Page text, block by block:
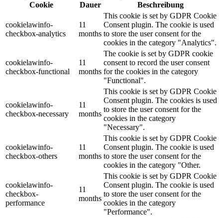
Cookie
Dauer Beschreibung
cookielawinfo-
checkbox-analytics
11
months
This cookie is set by GDPR Cookie
Consent plugin. The cookie is used
to store the user consent for the
cookies in the category "Analytics".
cookielawinfo-
checkbox-functional
11
months
The cookie is set by GDPR cookie
consent to record the user consent
for the cookies in the category
"Functional".
cookielawinfo-
checkbox-necessary
11
months
This cookie is set by GDPR Cookie
Consent plugin. The cookies is used
to store the user consent for the
cookies in the category
"Necessary".
cookielawinfo-
checkbox-others
11
months
This cookie is set by GDPR Cookie
Consent plugin. The cookie is used
to store the user consent for the
cookies in the category "Other.
cookielawinfo-
checkbox-
performance
11
months
This cookie is set by GDPR Cookie
Consent plugin. The cookie is used
to store the user consent for the
cookies in the category
"Performance".